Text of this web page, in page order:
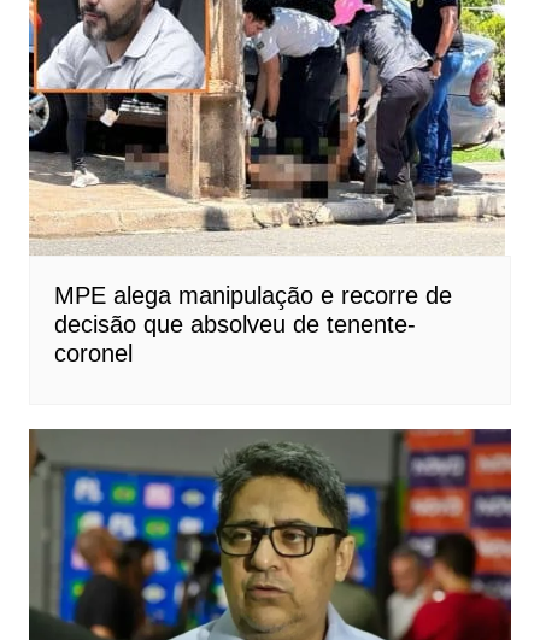
MPE alega manipulação e recorre de
decisão que absolveu de tenente-
coronel